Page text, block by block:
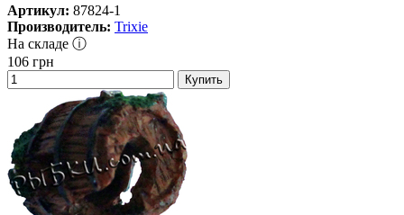
Артикул: 87824-1
Производитель: Trixie
На складе ⓘ
106 грн
Купить